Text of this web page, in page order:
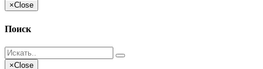
×Close
Поиск
×Close